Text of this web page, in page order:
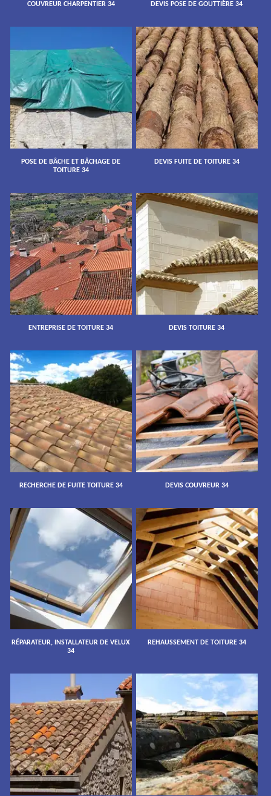
COUVREUR CHARPENTIER 34 DEVIS POSE DE GOUTTIÈRE 34
POSE DE BÂCHE ET BÂCHAGE DE
TOITURE 34
DEVIS FUITE DE TOITURE 34
ENTREPRISE DE TOITURE 34 DEVIS TOITURE 34
RECHERCHE DE FUITE TOITURE 34 DEVIS COUVREUR 34
RÉPARATEUR, INSTALLATEUR DE VELUX
34
REHAUSSEMENT DE TOITURE 34